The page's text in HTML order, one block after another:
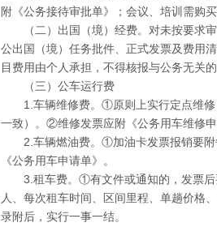
附《公务接待审批单》；会议、培训需购
（二）出国（境）经费。对未按要求
公出国（境）任务批件、正式发票及费用
目费用由个人承担，不得核报与公务无关
（三）公车运行费
1.车辆维修费。①原则上实行定点维
一致）。②维修发票应附《公务用车维修
2.车辆燃油费。①加油卡发票报销要
《公务用车申请单》。
3.租车费。①有文件或通知的，发票
人、每次租车时间、区间里程、单趟价格
录附后，实行一事一结。